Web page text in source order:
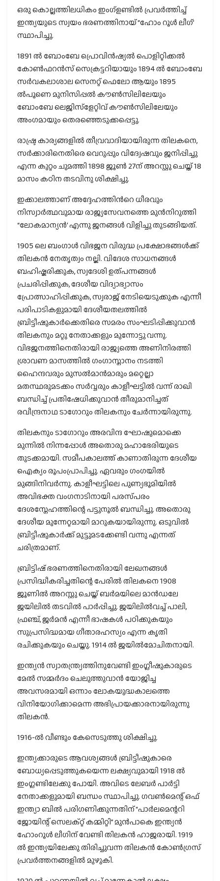
ഒരു കൊല്ലത്തിലധികം ഇംഗ്ളണ്ടില്‍ പ്രവര്‍ത്തിച്ച്
ഇന്ത്യയുടെ സ്വയം ഭരണത്തിനായ് “ഹോം റൂള്‍ ലീഗ്’
സ്ഥാപിച്ചു.
1891 ൽ ബോംബേ പ്രൊവിൻഷ്യൽ പൊളിറ്റിക്കൽ
കോൺഫറൻസ് സെക്രട്ടറിയായും 1894 ൽ ബോംബേ
സർവകലാശാല സെനറ്റ് ഫെലോ ആയും 1895
ൽപൂണെ മുനിസിപ്പൽ കൗൺസിലിലേയും
ബോംബേ ലെജിസ്ളേറ്റിവ് കൗൺസിലിലേയും
അംഗമായും തെരഞ്ഞെടുക്കപ്പെട്ടു.
രാഷ്ട്ര കാര്യങ്ങളില്‍ തീവ്രവാദിയായിരുന്ന തിലകനെ,
സര്‍ക്കാരിനെതിരെ വെറുപ്പും വിദ്വേഷവും ജനിപ്പിച്ചു
എന്ന കുറ്റം ചുമത്തി 1898 ജൂൺ 27ന് അറസ്റ്റു ചെയ്ത് 18
മാസം കഠിന തടവിനു ശിക്ഷിച്ചു.
ഇക്കാലത്താണ് അദ്ദേഹത്തിന്‍റെ ധീരവും
നിസ്വാര്‍ത്ഥവുമായ രാജ്യസേവനത്തെ മുന്‍നിറുത്തി
“ലോകമാന്യന്‍’ എന്നു ജനങ്ങള്‍ വിളിച്ചു തുടങ്ങിയത്.
1905 ലെ ബംഗാൾ വിഭജന വിരുദ്ധ പ്രക്ഷോഭങ്ങൾക്ക്
തിലകൻ നേതൃത്വം നല്കി. വിദേശ സാധനങ്ങൾ
ബഹിഷ്കരിക്കുക, സ്വദേശി ഉത്പന്നങ്ങൾ
പ്രചരിപ്പിക്കുക, ദേശീയ വിദ്യാഭ്യാസം
പ്രോത്സാഹിപ്പിക്കുക, സ്വരാജ് നേടിയെടുക്കുക എന്നീ
പരിപാടികളുമായി ദേശീയതലത്തിൽ
ബ്രിട്ടീഷുകാർക്കെതിരെ സമരം സംഘടിപ്പിക്കുവാൻ
തിലകനും മറ്റു നേതാക്കളും മുന്നോട്ടു വന്നു.
വിഭജനത്തിനെതിരായി രാജ്യത്തെ അണിനിരത്തി
ശ്രാവണ മാസത്തിൽ ഗംഗാസ്നാനം നടത്തി
ഹൈന്ദവരും മുസൽമാൻമാരും മറ്റെല്ലാ
മതസ്ഥരുമടക്കം സർവ്വരും കാളീഘട്ടിൽ വന്ന് രാഖി
ബന്ധിച്ച് പ്രതിഷേധിക്കുവാൻ തീരുമാനിച്ചത്
രവീന്ദ്രനാഥ ടാഗോറും തിലകനും ചേർന്നായിരുന്നു.
തിലകനും ടാഗോറും അരവിന്ദ ഘോഷുമൊക്കെ
മുന്നിൽ നിന്നപ്പോൾ അതൊരു മഹാഭേരിയുടെ
തുടക്കമായി. സമീപകാലത്ത് കാണാതിരുന്ന ദേശീയ
ഐക്യം രൂപംപ്രാപിച്ചു. ഏവരും ഗംഗയിൽ
മുങ്ങിനിവർന്നു. കാളീഘട്ടിലെ പുണ്യഭൂമിയിൽ
അവിഭക്ത വംഗനാടിനായി പരസ്‌പരം
ദേശസ്നേഹത്തിന്റെ പട്ടുനൂൽ ബന്ധിച്ചു. അതൊരു
ദേശീയ മുന്നേറ്റമായി മാറുകയായിരുന്നു. ഒടുവിൽ
ബ്രിട്ടീഷുകാർക്ക് മുട്ടുമടക്കേണ്ടി വന്നു എന്നത്
ചരിത്രമാണ്.
ബ്രിട്ടിഷ് ഭരണത്തിനെതിരായി ലേഖനങ്ങൾ
പ്രസിദ്ധീകരിച്ചതിന്റെ പേരിൽ തിലകനെ 1908
ജൂണിൽ അറസ്റ്റു ചെയ്ത് ബർമയിലെ മാൻഡലേ
ജയിലിൽ തടവിൽ പാർപ്പിച്ചു. ജയിലിൽവച്ച് പാലി,
ഫ്രഞ്ച്, ജർമൻ എന്നീ ഭാഷകൾ പഠിക്കുകയും
സുപ്രസിദ്ധമായ ഗീതാരഹസ്യം എന്ന കൃതി
രചിക്കുകയും ചെയ്തു. 1914 ൽ ജയിൽമോചിതനായി.
ഇന്ത്യൻ സ്വാതന്ത്ര്യത്തിനുവേണ്ടി ഇംഗ്ലീഷുകാരുടെ
മേൽ സമ്മർദം ചെലുത്തുവാൻ യോജിച്ച
അവസരമായി ഒന്നാം ലോകയുദ്ധകാലത്തെ
വിനിയോഗിക്കാമെന്ന അഭിപ്രായക്കാരനായിരുന്നു
തിലകൻ.
1916-ല്‍ വീണ്ടും കേസെടുത്തു ശിക്ഷിച്ചു.
ഇന്ത്യക്കാരുടെ ആവശ്യങ്ങൾ ബ്രിട്ടീഷുകാരെ
ബോധ്യപ്പെടുത്തുകയെന്ന ലക്ഷ്യവുമായി 1918 ൽ
ഇംഗ്ലണ്ടിലേക്കു പോയി. അവിടെ ലേബർ പാർട്ടി
നേതാക്കളുമായി ബന്ധം സ്ഥാപിച്ചു. ഗവൺമെന്റ് ഒഫ്
ഇന്ത്യാ ബിൽ പരിഗണിക്കുന്നതിന് “പാർലമെന്ററി
ജോയിന്റ് സെലക്റ്റ് കമ്മിറ്റി” മുൻപാകെ ഇന്ത്യൻ
ഹോംറൂൾ ലീഗിന് വേണ്ടി തിലകൻ ഹാജരായി. 1919
ൽ ഇന്ത്യയിലേക്കു തിരിച്ചുവന്ന തിലകൻ കോൺഗ്രസ്
പ്രവർത്തനങ്ങളിൽ മുഴുകി.